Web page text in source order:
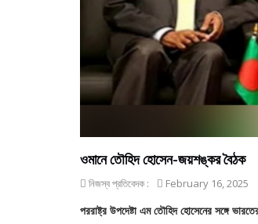
ওমানে তৌহিদ হোসেন-জয়শঙ্কর বৈঠক
নিজস্ব প্রতিবেদক : February 16, 2025
পররাষ্ট্র উপদেষ্টা এম তৌহিদ হোসেনের সঙ্গে